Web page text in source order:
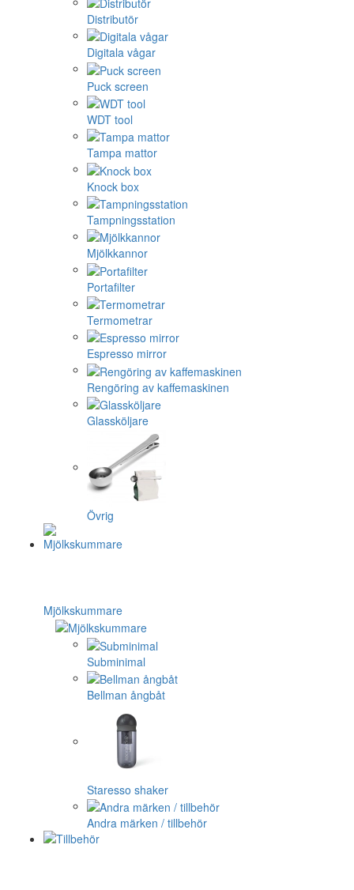
Distributör
Digitala vågar
Puck screen
WDT tool
Tampa mattor
Knock box
Tampningsstation
Mjölkkannor
Portafilter
Termometrar
Espresso mirror
Rengöring av kaffemaskinen
Glassköljare
Övrig
Mjölkskummare
Subminimal
Bellman ångbåt
Staresso shaker
Andra märken / tillbehör